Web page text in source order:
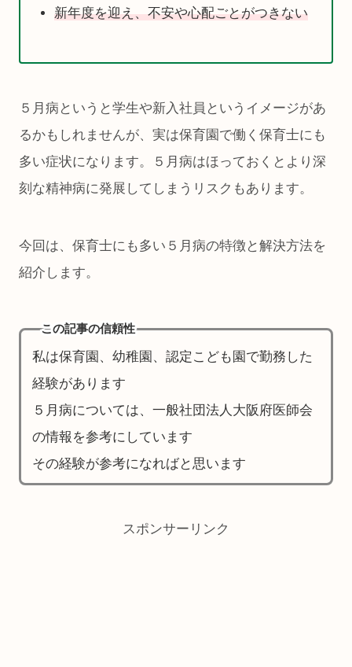
新年度を迎え、不安や心配ごとがつきない
５月病というと学生や新入社員というイメージがあ
るかもしれませんが、実は保育園で働く保育士にも
多い症状になります。５月病はほっておくとより深
刻な精神病に発展してしまうリスクもあります。
今回は、保育士にも多い５月病の特徴と解決方法を
紹介します。
この記事の信頼性
私は保育園、幼稚園、認定こども園で勤務した
経験があります
５月病については、一般社団法人大阪府医師会
の情報を参考にしています
その経験が参考になればと思います
スポンサーリンク